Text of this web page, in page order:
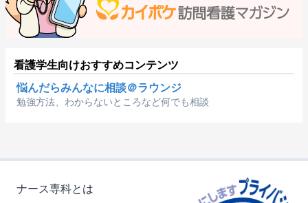
看護学生向けおすすめコンテンツ
悩んだらみんなに相談＠ラウンジ
勉強方法、わからないところなど何でも相談
ナース専科とは